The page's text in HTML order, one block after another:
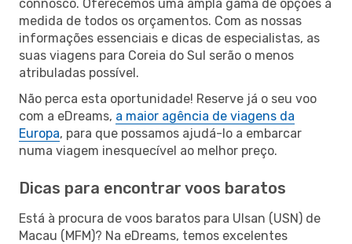
connosco. Oferecemos uma ampla gama de opções à
medida de todos os orçamentos. Com as nossas
informações essenciais e dicas de especialistas, as
suas viagens para Coreia do Sul serão o menos
atribuladas possível.
Não perca esta oportunidade! Reserve já o seu voo
com a eDreams, a maior agência de viagens da
Europa, para que possamos ajudá-lo a embarcar
numa viagem inesquecível ao melhor preço.
Dicas para encontrar voos baratos
Está à procura de voos baratos para Ulsan (USN) de
Macau (MFM)? Na eDreams, temos excelentes